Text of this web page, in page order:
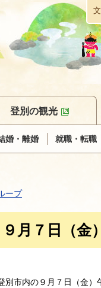
本
文
へ
移
動
婚・離婚 就職・転職
登別の観光
ープ
９月７日（金
別市内の９月７日（金）